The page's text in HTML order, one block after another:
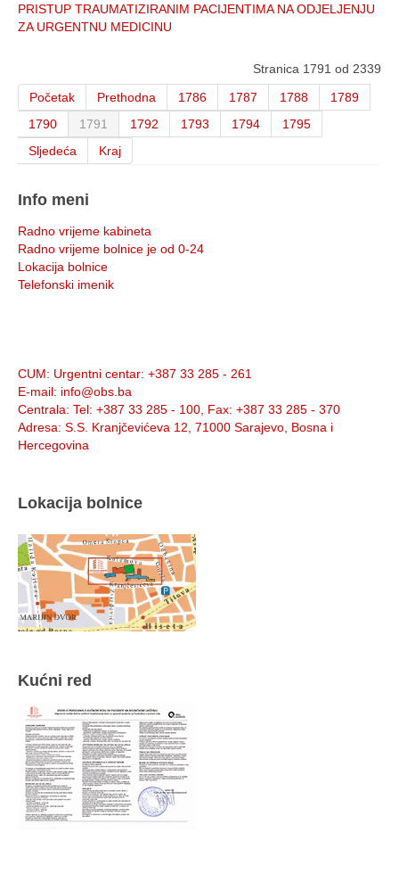
PRISTUP TRAUMATIZIRANIM PACIJENTIMA NA ODJELJENJU
ZA URGENTNU MEDICINU
Stranica 1791 od 2339
Početak
Prethodna 1786 1787 1788
1789
1790
1791 1792 1793 1794
1795
Sljedeća
Kraj
Info meni
Radno vrijeme kabineta
Radno vrijeme bolnice je od 0-24
Lokacija bolnice
Telefonski imenik
CUM: Urgentni centar: +387 33 285 - 261
E-mail: info@obs.ba
Centrala: Tel: +387 33 285 - 100, Fax: +387 33 285 - 370
Adresa: S.S. Kranjčevićeva 12, 71000 Sarajevo, Bosna i
Hercegovina
Lokacija bolnice
Kućni red